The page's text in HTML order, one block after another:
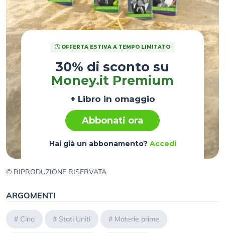
OFFERTA ESTIVA A TEMPO LIMITATO
30% di sconto su
Money.it Premium
+ Libro in omaggio
Abbonati ora
Hai già un abbonamento? Accedi
© RIPRODUZIONE RISERVATA
ARGOMENTI
# Cina # Stati Uniti # Materie prime